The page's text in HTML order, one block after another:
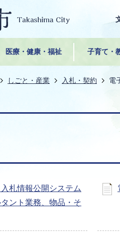
医療・健康・福祉 子育て・
しごと・産業 入札・契約 電
札情報公開システム
タント業務、物品・そ